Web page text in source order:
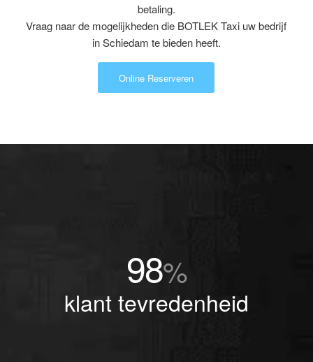
betaling.
Vraag naar de mogelijkheden die BOTLEK Taxi uw bedrijf
in Schiedam te bieden heeft.
Online Reserveren
98%
klant tevredenheid